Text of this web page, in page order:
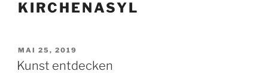
KIRCHENASYL
VERÖFFENTLICHT
AM
MAI 25, 2019
Kunst entdecken